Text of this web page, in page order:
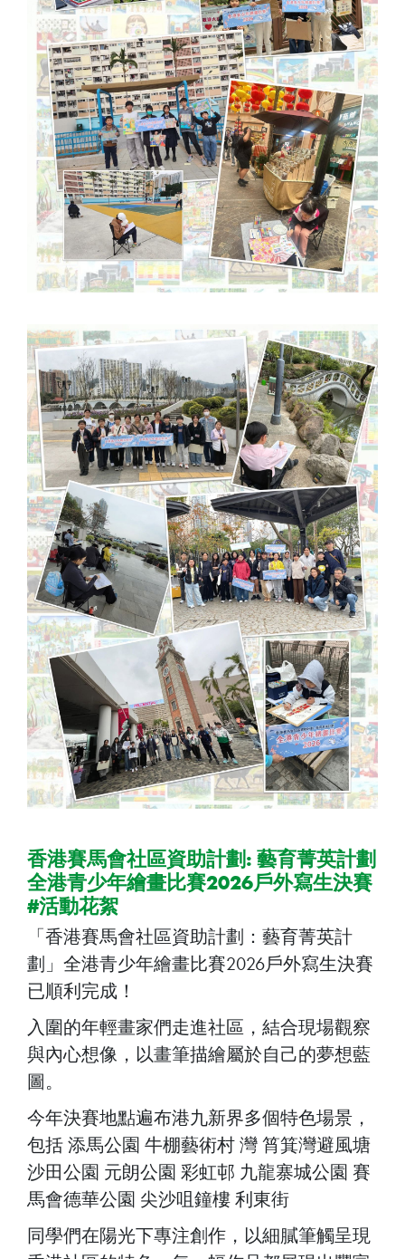
香港賽馬會社區資助計劃: 藝育菁英計劃
全港青少年繪畫比賽2026戶外寫生決賽
#活動花絮
「香港賽馬會社區資助計劃：藝育菁英計
劃」全港青少年繪畫比賽2026戶外寫生決賽
已順利完成！
入圍的年輕畫家們走進社區，結合現場觀察
與內心想像，以畫筆描繪屬於自己的夢想藍
圖。
今年決賽地點遍布港九新界多個特色場景，
包括 添馬公園 牛棚藝術村 灣 筲箕灣避風塘
沙田公園 元朗公園 彩虹邨 九龍寨城公園 賽
馬會德華公園 尖沙咀鐘樓 利東街
同學們在陽光下專注創作，以細膩筆觸呈現